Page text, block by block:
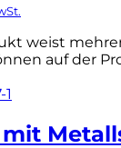
weist
auf der